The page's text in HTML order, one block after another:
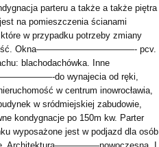
parteru a także a także piętra
na pomieszczenia ścianami
w przypadku potrzeby zmiany
Okna———————————- pcv.
blachodachówka. Inne
do wynajecia od ręki,
w centrum inowrocławia,
w sródmiejskiej zabudowie,
kondygnacje po 150m kw. Parter
jest w podjazd dla osób